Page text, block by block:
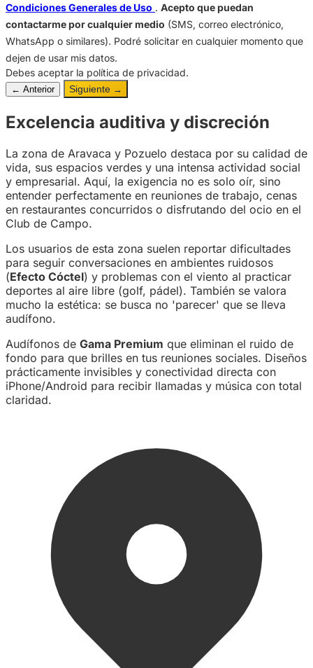
Condiciones Generales de Uso . Acepto que puedan
contactarme por cualquier medio (SMS, correo electrónico,
WhatsApp o similares). Podré solicitar en cualquier momento que
dejen de usar mis datos.
Debes aceptar la política de privacidad.
← Anterior Siguiente →
Excelencia auditiva y discreción
La zona de Aravaca y Pozuelo destaca por su calidad de
vida, sus espacios verdes y una intensa actividad social
y empresarial. Aquí, la exigencia no es solo oír, sino
entender perfectamente en reuniones de trabajo, cenas
en restaurantes concurridos o disfrutando del ocio en el
Club de Campo.
Los usuarios de esta zona suelen reportar dificultades
para seguir conversaciones en ambientes ruidosos
(Efecto Cóctel) y problemas con el viento al practicar
deportes al aire libre (golf, pádel). También se valora
mucho la estética: se busca no 'parecer' que se lleva
audífono.
Audífonos de Gama Premium que eliminan el ruido de
fondo para que brilles en tus reuniones sociales. Diseños
prácticamente invisibles y conectividad directa con
iPhone/Android para recibir llamadas y música con total
claridad.